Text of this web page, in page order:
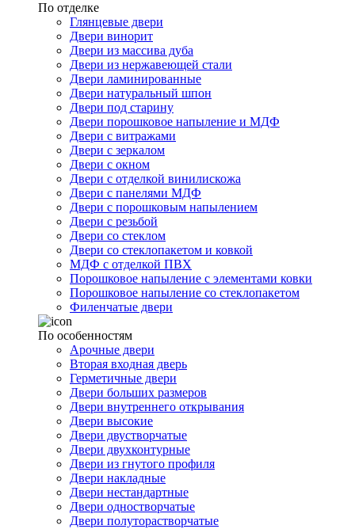
По отделке
Глянцевые двери
Двери винорит
Двери из массива дуба
Двери из нержавеющей стали
Двери ламинированные
Двери натуральный шпон
Двери под старину
Двери порошковое напыление и МДФ
Двери с витражами
Двери с зеркалом
Двери с окном
Двери с отделкой винилискожа
Двери с панелями МДФ
Двери с порошковым напылением
Двери с резьбой
Двери со стеклом
Двери со стеклопакетом и ковкой
МДФ с отделкой ПВХ
Порошковое напыление с элементами ковки
Порошковое напыление со стеклопакетом
Филенчатые двери
По особенностям
Арочные двери
Вторая входная дверь
Герметичные двери
Двери больших размеров
Двери внутреннего открывания
Двери высокие
Двери двустворчатые
Двери двухконтурные
Двери из гнутого профиля
Двери накладные
Двери нестандартные
Двери одностворчатые
Двери полуторастворчатые